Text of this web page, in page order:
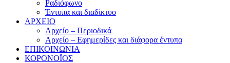
Ραδιόφωνο
Έντυπα και διαδίκτυο
ΑΡΧΕΙΟ
Αρχείο – Περιοδικά
Αρχείο – Εφημερίδες και διάφορα έντυπα
ΕΠΙΚΟΙΝΩΝΙΑ
ΚΟΡΟΝΟΪΟΣ